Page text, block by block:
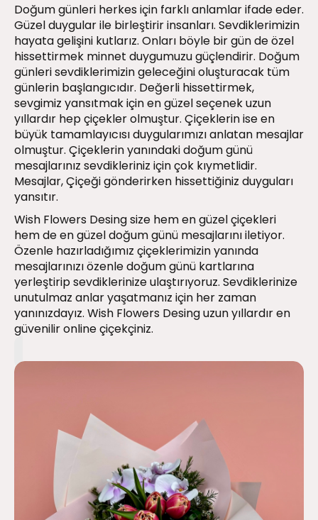
Doğum günleri herkes için farklı anlamlar ifade eder.
Güzel duygular ile birleştirir insanları. Sevdiklerimizin
hayata gelişini kutlarız. Onları böyle bir gün de özel
hissettirmek minnet duygumuzu güçlendirir. Doğum
günleri sevdiklerimizin geleceğini oluşturacak tüm
günlerin başlangıcıdır. Değerli hissettirmek,
sevgimiz yansıtmak için en güzel seçenek uzun
yıllardır hep çiçekler olmuştur. Çiçeklerin ise en
büyük tamamlayıcısı duygularımızı anlatan mesajlar
olmuştur. Çiçeklerin yanındaki doğum günü
mesajlarınız sevdikleriniz için çok kıymetlidir.
Mesajlar, Çiçeği gönderirken hissettiğiniz duyguları
yansıtır.
Wish Flowers Desing size hem en güzel çiçekleri
hem de en güzel doğum günü mesajlarını iletiyor.
Özenle hazırladığımız çiçeklerimizin yanında
mesajlarınızı özenle doğum günü kartlarına
yerleştirip sevdiklerinize ulaştırıyoruz. Sevdiklerinize
unutulmaz anlar yaşatmanız için her zaman
yanınızdayız. Wish Flowers Desing uzun yıllardır en
güvenilir online çiçekçiniz.